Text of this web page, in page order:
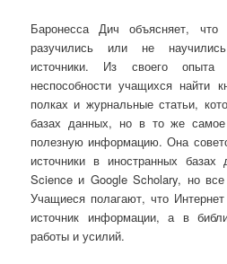
Баронесса Дич объясняет,
разучились или не
источники. Из своего
неспособности учащихся найти
полках и журнальные статьи,
базах данных, но в то же
полезную информацию. Она
источники в иностранных
Science и Google Scholary, но
Учащиеся полагают, что
источник информации, а в
работы и усилий.